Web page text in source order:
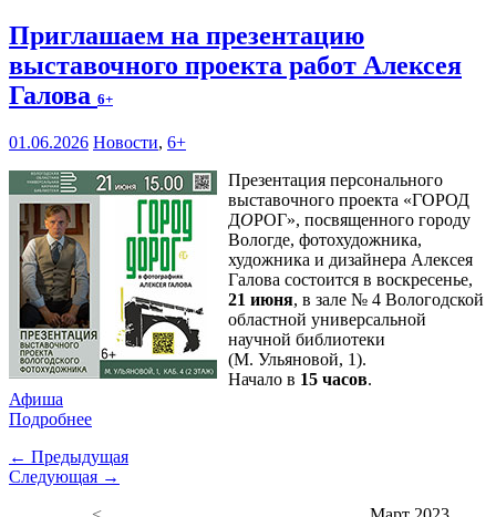
Приглашаем на презентацию
выставочного проекта работ Алексея
Галова 6+
01.06.2026 Новости, 6+
Презентация персонального
выставочного проекта «ГОРОД
ДОРОГ», посвященного городу
Вологде, фотохудожника,
художника и дизайнера Алексея
Галова состоится в воскресенье,
21 июня, в зале № 4 Вологодской
областной универсальной
научной библиотеки
(М. Ульяновой, 1).
Начало в 15 часов.
Афиша
Подробнее
← Предыдущая
Следующая →